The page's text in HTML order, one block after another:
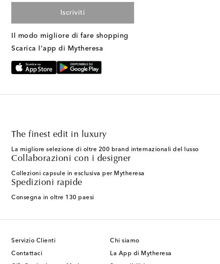
Iscriviti
Il modo migliore di fare shopping
Scarica l'app di Mytheresa
The finest edit in luxury
La migliore selezione di oltre 200 brand internazionali del lusso
Collaborazioni con i designer
Collezioni capsule in esclusiva per Mytheresa
Spedizioni rapide
Consegna in oltre 130 paesi
Servizio Clienti
Contattaci
Chi siamo
La App di Mytheresa